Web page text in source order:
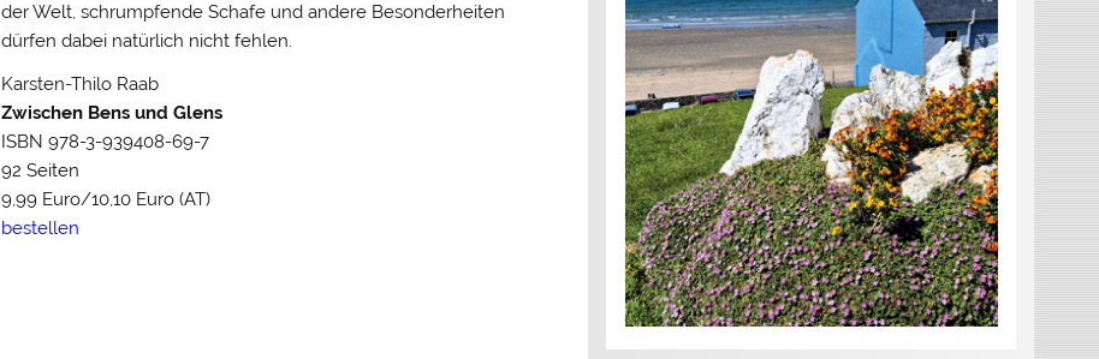
der Welt, schrumpfende Schafe und andere Besonderheiten
dürfen dabei natürlich nicht fehlen.
Karsten-Thilo Raab
Zwischen Bens und Glens
ISBN 978-3-939408-69-7
92 Seiten
9,99 Euro/10,10 Euro (AT)
bestellen